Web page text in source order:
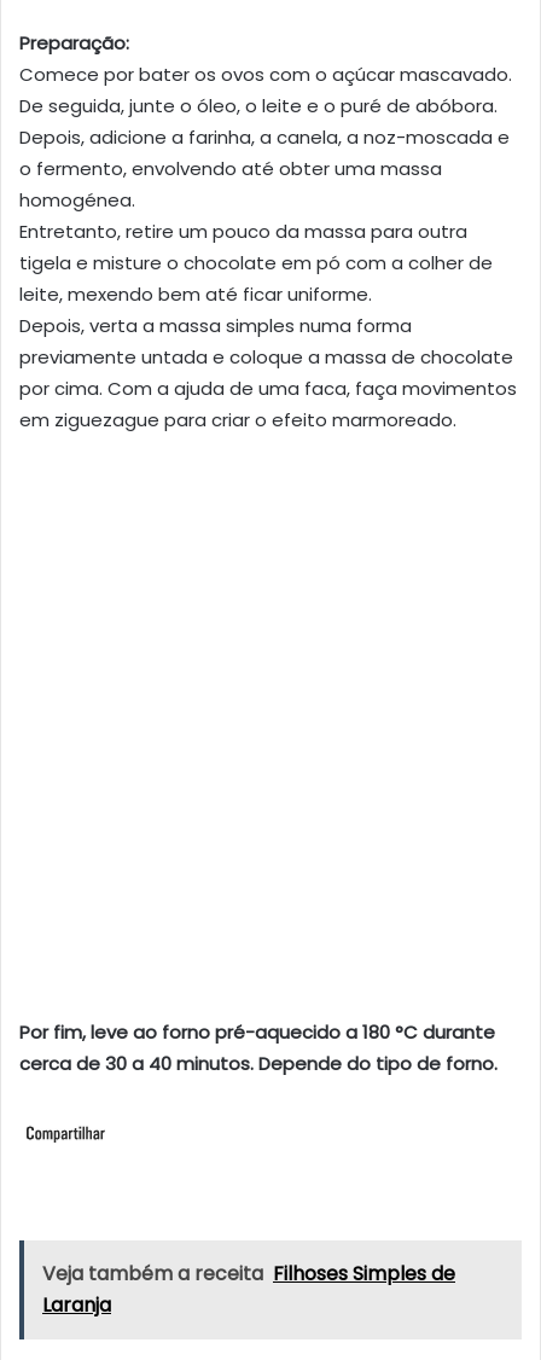
Preparação:
Comece por bater os ovos com o açúcar mascavado.
De seguida, junte o óleo, o leite e o puré de abóbora.
Depois, adicione a farinha, a canela, a noz-moscada e
o fermento, envolvendo até obter uma massa
homogénea.
Entretanto, retire um pouco da massa para outra
tigela e misture o chocolate em pó com a colher de
leite, mexendo bem até ficar uniforme.
Depois, verta a massa simples numa forma
previamente untada e coloque a massa de chocolate
por cima. Com a ajuda de uma faca, faça movimentos
em ziguezague para criar o efeito marmoreado.
Por fim, leve ao forno pré-aquecido a 180 °C durante
cerca de 30 a 40 minutos. Depende do tipo de forno.
Veja também a receita Filhoses Simples de
Laranja